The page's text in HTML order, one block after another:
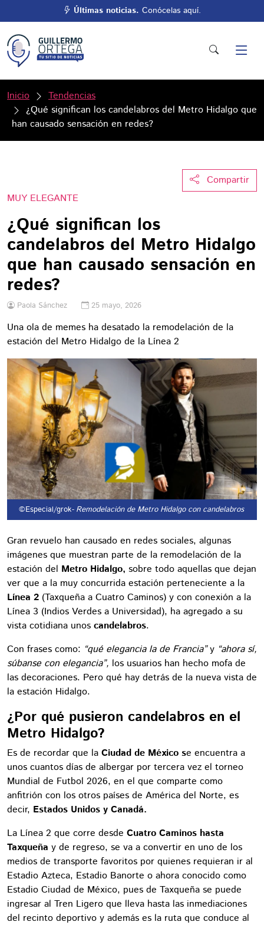
Últimas noticias. Conócelas aquí.
Inicio
Tendencias
¿Qué significan los candelabros del Metro Hidalgo que
han causado sensación en redes?
Compartir
MUY ELEGANTE
¿Qué significan los
candelabros del Metro Hidalgo
que han causado sensación en
redes?
Paola Sánchez 25 mayo, 2026
Una ola de memes ha desatado la remodelación de la
estación del Metro Hidalgo de la Línea 2
©Especial/grok- Remodelación de Metro Hidalgo con candelabros
Gran revuelo han causado en redes sociales, algunas
imágenes que muestran parte de la remodelación de la
estación del Metro Hidalgo, sobre todo aquellas que dejan
ver que a la muy concurrida estación perteneciente a la
Línea 2 (Taxqueña a Cuatro Caminos) y con conexión a la
Línea 3 (Indios Verdes a Universidad), ha agregado a su
vista cotidiana unos candelabros.
Con frases como: “qué elegancia la de Francia”y “ahora sí,
súbanse con elegancia”, los usuarios han hecho mofa de
las decoraciones. Pero qué hay detrás de la nueva vista de
la estación Hidalgo.
¿Por qué pusieron candelabros en el
Metro Hidalgo?
Es de recordar que la Ciudad de México se encuentra a
unos cuantos días de albergar por tercera vez el torneo
Mundial de Futbol 2026, en el que comparte como
anfitrión con los otros países de América del Norte, es
decir, Estados Unidos y Canadá.
La Línea 2 que corre desde Cuatro Caminos hasta
Taxqueña y de regreso, se va a convertir en uno de los
medios de transporte favoritos por quienes requieran ir al
Estadio Azteca, Estadio Banorte o ahora conocido como
Estadio Ciudad de México, pues de Taxqueña se puede
ingresar al Tren Ligero que lleva hasta las inmediaciones
del recinto deportivo y además es la ruta que conduce al